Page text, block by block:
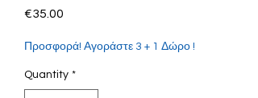
€35.00
Προσφορά! Αγοράστε 3 + 1 Δώρο !
Quantity *